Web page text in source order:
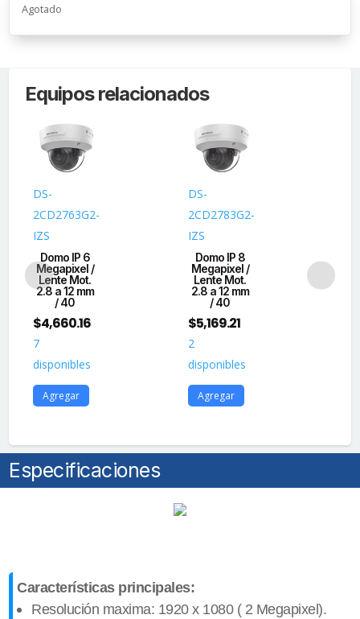
Agotado
Equipos relacionados
DS-
2CD2763G2-
IZS
Domo IP 6
Megapixel /
Lente Mot.
2.8 a 12 mm
/ 40
$4,660.16
7
disponibles
Agregar
DS-
2CD2783G2-
IZS
Domo IP 8
Megapixel /
Lente Mot.
2.8 a 12 mm
/ 40
$5,169.21
2
disponibles
Agregar
Especificaciones
Características principales:
Resolución maxima: 1920 x 1080 ( 2 Megapixel).